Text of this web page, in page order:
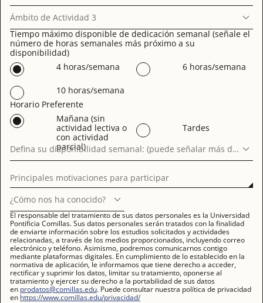
Ámbito de Actividad 3
Tiempo máximo disponible de dedicación semanal (señale el
número de horas semanales más próximo a su
disponibilidad)
4 horas/semana
6 horas/semana
10 horas/semana
Horario Preferente
Mañana (sin
actividad lectiva o
con actividad
parcial)
Tardes
Defina su disponibilidad semanal: (puede señalar más de un
Principales motivaciones para participar
¿Cómo nos ha conocido?
El responsable del tratamiento de sus datos personales es la Universidad
Pontificia Comillas. Sus datos personales serán tratados con la finalidad
de enviarte información sobre los estudios solicitados y actividades
relacionadas, a través de los medios proporcionados, incluyendo correo
electrónico y teléfono. Asimismo, podremos comunicarnos contigo
mediante plataformas digitales. En cumplimiento de lo establecido en la
normativa de aplicación, le informamos que tiene derecho a acceder,
rectificar y suprimir los datos, limitar su tratamiento, oponerse al
tratamiento y ejercer su derecho a la portabilidad de sus datos
en prodatos@comillas.edu. Puede consultar nuestra política de privacidad
en https://www.comillas.edu/privacidad/